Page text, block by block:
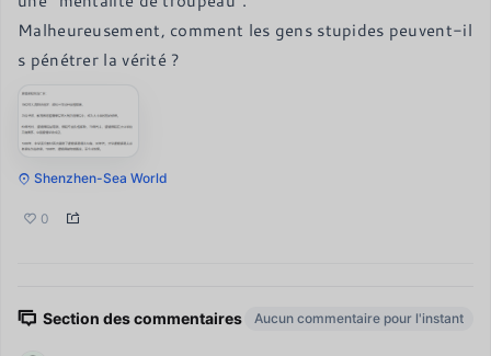
Malheureusement, comment les gens stupides peuvent-il
s pénétrer la vérité ?
Shenzhen-Sea World
0
Section des commentaires Aucun commentaire pour l'instant